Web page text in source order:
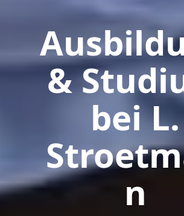
&
bei L.
n